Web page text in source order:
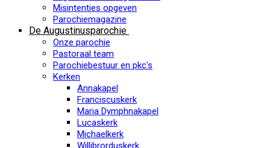
Misintenties opgeven
Parochiemagazine
De Augustinusparochie
Onze parochie
Pastoraal team
Parochiebestuur en pkc's
Kerken
Annakapel
Franciscuskerk
Maria Dymphnakapel
Lucaskerk
Michaelkerk
Willibrorduskerk